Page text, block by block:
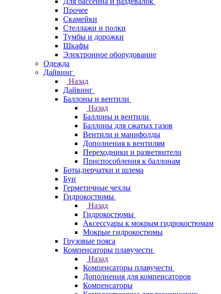
Прочее
Скамейки
Стеллажи и полки
Тумбы и дорожки
Шкафы
Электронное оборудование
Одежда
Дайвинг
Назад
Дайвинг
Баллоны и вентили
Назад
Баллоны и вентили
Баллоны для сжатых газов
Вентили и манифолды
Дополнения к вентилям
Переходники и разветвители
Приспособления к баллонам
Боты,перчатки и шлема
Буи
Герметичные чехлы
Гидрокостюмы
Назад
Гидрокостюмы
Аксессуары к мокрым гидрокостюмам
Мокрые гидрокостюмы
Грузовые пояса
Компенсаторы плавучести
Назад
Компенсаторы плавучести
Дополнения для компенсаторов
Компенсаторы